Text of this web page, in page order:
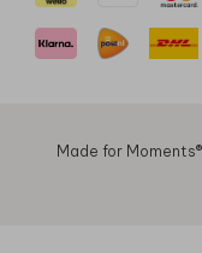
Made for